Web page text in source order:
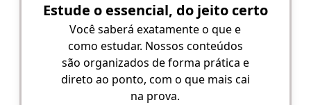
Estude o essencial, do jeito certo
Você saberá exatamente o que e
como estudar. Nossos conteúdos
são organizados de forma prática e
direto ao ponto, com o que mais cai
na prova.